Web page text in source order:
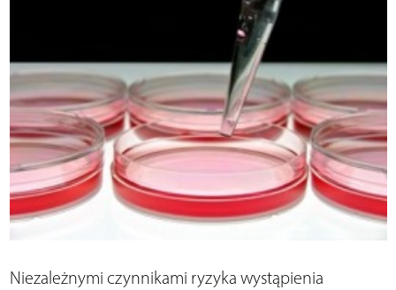
Niezależnymi czynnikami ryzyka wystąpienia